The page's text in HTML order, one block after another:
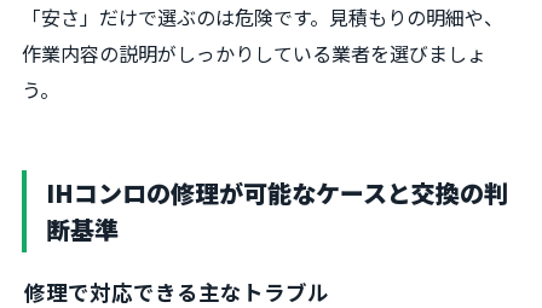
「安さ」だけで選ぶのは危険です。見積もりの明細や、
作業内容の説明がしっかりしている業者を選びましょ
う。
IHコンロの修理が可能なケースと交換の判
断基準
修理で対応できる主なトラブル